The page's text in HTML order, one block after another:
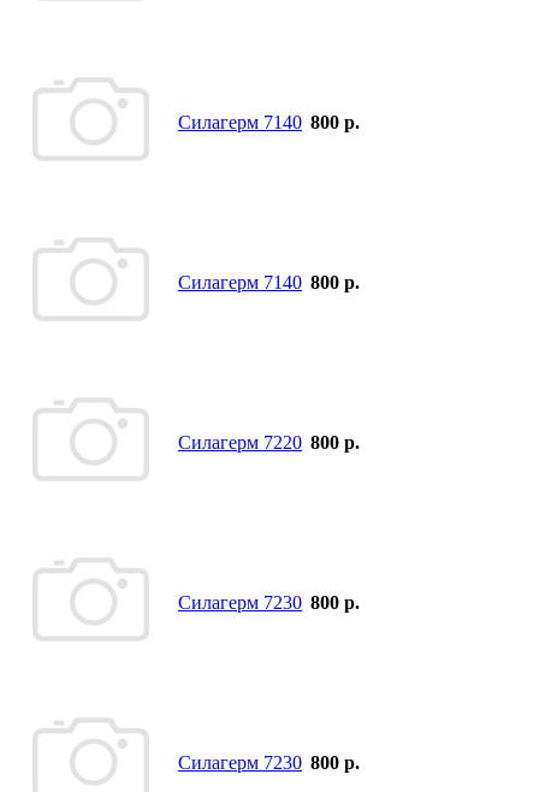
Силагерм 7140 800 р.
Силагерм 7140 800 р.
Силагерм 7220 800 р.
Силагерм 7230 800 р.
Силагерм 7230 800 р.